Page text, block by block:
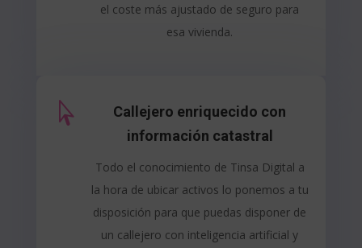
el coste más ajustado de seguro para
esa vivienda.

Callejero enriquecido con
información catastral
Todo el conocimiento de Tinsa Digital a
la hora de ubicar activos lo ponemos a tu
disposición para que puedas disponer de
un callejero con inteligencia artificial y